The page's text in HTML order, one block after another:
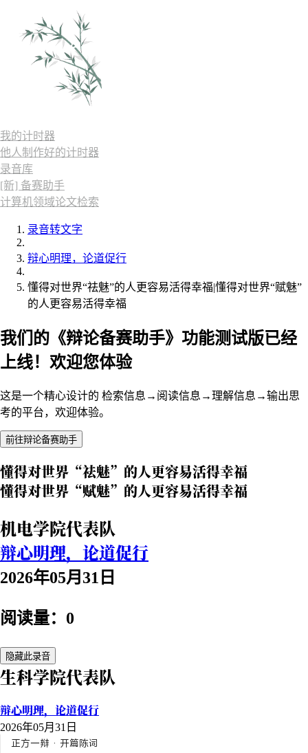
我的计时器
他人制作好的计时器
录音库
[新] 备赛助手
计算机领域论文检索
录音转文字
辩心明理，论道促行
懂得对世界“祛魅”的人更容易活得幸福|懂得对世界“赋魅”
的人更容易活得幸福
我们的《辩论备赛助手》功能测试版已经
上线！欢迎您体验
这是一个精心设计的 检索信息→阅读信息→理解信息→输出思
考的平台，欢迎体验。
前往辩论备赛助手
懂得对世界“祛魅”的人更容易活得幸福
懂得对世界“赋魅”的人更容易活得幸福
机电学院代表队
辩心明理，论道促行
2026年05月31日
阅读量：0
隐藏此录音
生科学院代表队
辩心明理，论道促行
2026年05月31日
正方一辩 · 开篇陈词